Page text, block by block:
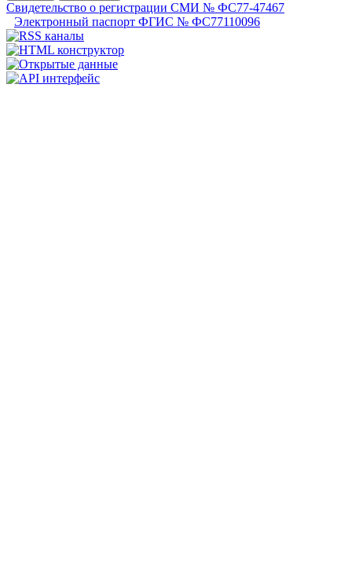
Свидетельство о регистрации СМИ № ФС77-47467
Электронный паспорт ФГИС № ФС77110096